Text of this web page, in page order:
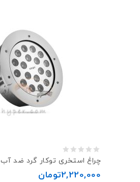
0
چراغ استخری توکار گرد ضد آب ۱*۱۸ وات دفنی
2,220,000تومان